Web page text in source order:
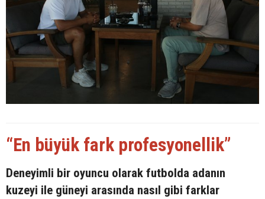
“En büyük fark profesyonellik”
Deneyimli bir oyuncu olarak futbolda adanın
kuzeyi ile güneyi arasında nasıl gibi farklar